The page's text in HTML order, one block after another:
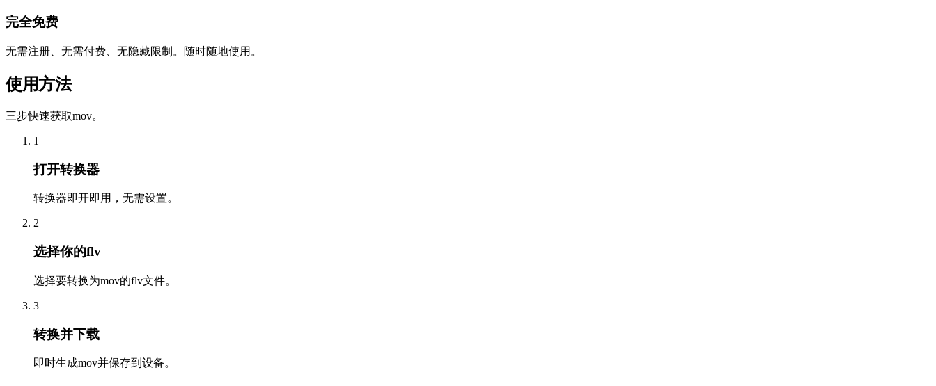
完全免费
无需注册、无需付费、无隐藏限制。随时随地使用。
使用方法
三步快速获取mov。
1
打开转换器
转换器即开即用，无需设置。
2
选择你的flv
选择要转换为mov的flv文件。
3
转换并下载
即时生成mov并保存到设备。